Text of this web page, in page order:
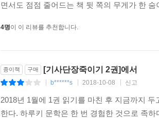
면서도 점점 줄어드는 책 뒷 쪽의 무게가 한
4명이 이 리뷰를 추천합니다.
종이책 구매 [기사단장죽이기 2권]에서
b******s 2018-10-08 신고
2018년 1월에 1권 읽기를 마친 후 지금까지
한다. 하루키 문학은 한 번 경험한 것으로 족